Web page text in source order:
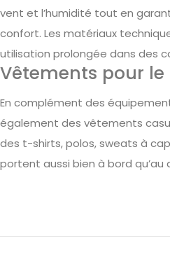
vent et l’humidité tout en
confort. Les matériaux
utilisation prolongée dans des
Vêtements pour
En complément des
également des vêtements
des t-shirts, polos, sweats à
portent aussi bien à bord qu’au